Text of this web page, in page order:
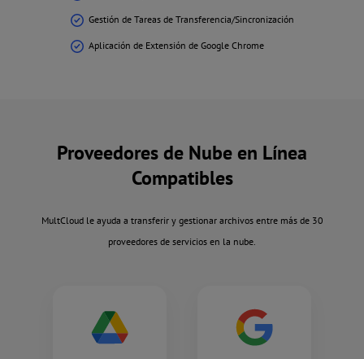
Gestión de Tareas de Transferencia/Sincronización
Aplicación de Extensión de Google Chrome
Proveedores de Nube en Línea
Compatibles
MultCloud le ayuda a transferir y gestionar archivos entre más de 30
proveedores de servicios en la nube.